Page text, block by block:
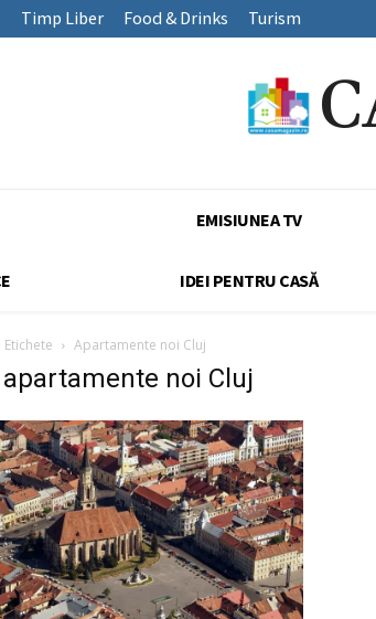
Timp Liber Food & Drinks Turism
EMISIUNEA TV
IDEI PENTRU CASĂ
Etichete Apartamente noi Cluj
apartamente noi Cluj